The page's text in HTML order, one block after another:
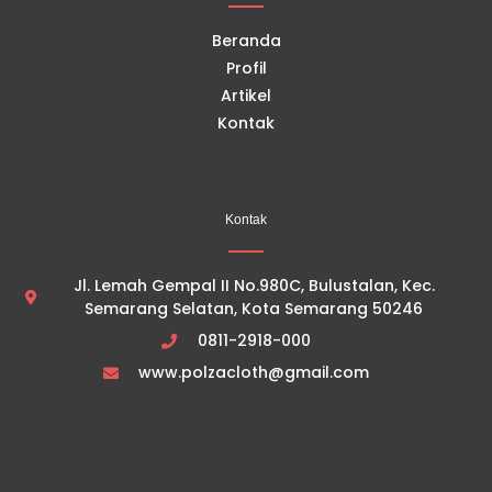
Beranda
Profil
Artikel
Kontak
Kontak
Jl. Lemah Gempal II No.980C, Bulustalan, Kec.
Semarang Selatan, Kota Semarang 50246
0811-2918-000
www.polzacloth@gmail.com